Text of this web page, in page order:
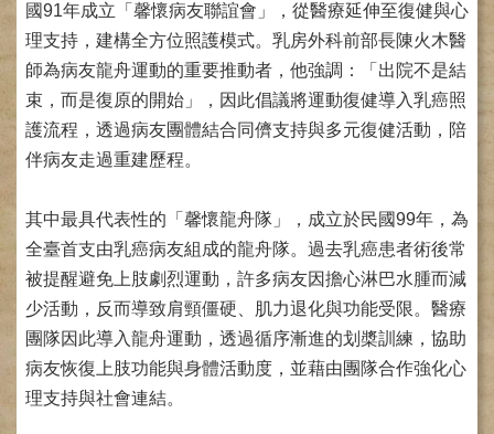
臺
灣
中
醫
國
際
交
訓
練
中
心
康
檢
查
國91年成立「馨懷病友聯誼會」，從醫療延伸至復健與心
理支持，建構全方位照護模式。乳房外科前部長陳火木醫
師為病友龍舟運動的重要推動者，他強調：「出院不是結
束，而是復原的開始」，因此倡議將運動復健導入乳癌照
護流程，透過病友團體結合同儕支持與多元復健活動，陪
伴病友走過重建歷程。
其中最具代表性的「馨懷龍舟隊」，成立於民國99年，為
全臺首支由乳癌病友組成的龍舟隊。過去乳癌患者術後常
被提醒避免上肢劇烈運動，許多病友因擔心淋巴水腫而減
少活動，反而導致肩頸僵硬、肌力退化與功能受限。醫療
團隊因此導入龍舟運動，透過循序漸進的划槳訓練，協助
病友恢復上肢功能與身體活動度，並藉由團隊合作強化心
理支持與社會連結。